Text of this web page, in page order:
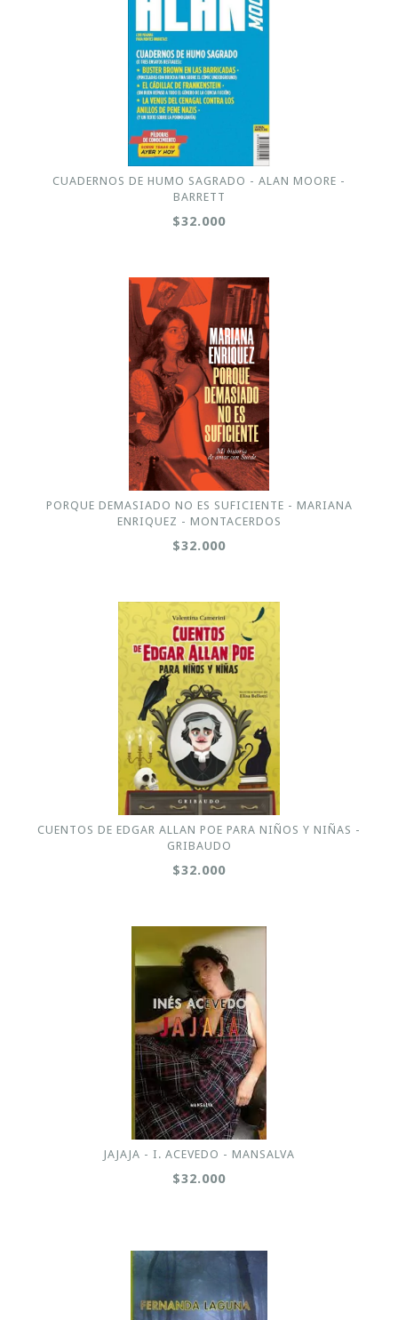
CUADERNOS DE HUMO SAGRADO - ALAN MOORE -
BARRETT
$32.000
PORQUE DEMASIADO NO ES SUFICIENTE - MARIANA
ENRIQUEZ - MONTACERDOS
$32.000
CUENTOS DE EDGAR ALLAN POE PARA NIÑOS Y NIÑAS -
GRIBAUDO
$32.000
JAJAJA - I. ACEVEDO - MANSALVA
$32.000